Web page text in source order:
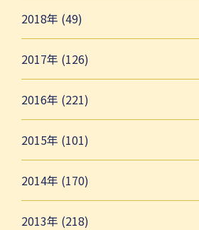
2018年 (49)
2017年 (126)
2016年 (221)
2015年 (101)
2014年 (170)
2013年 (218)